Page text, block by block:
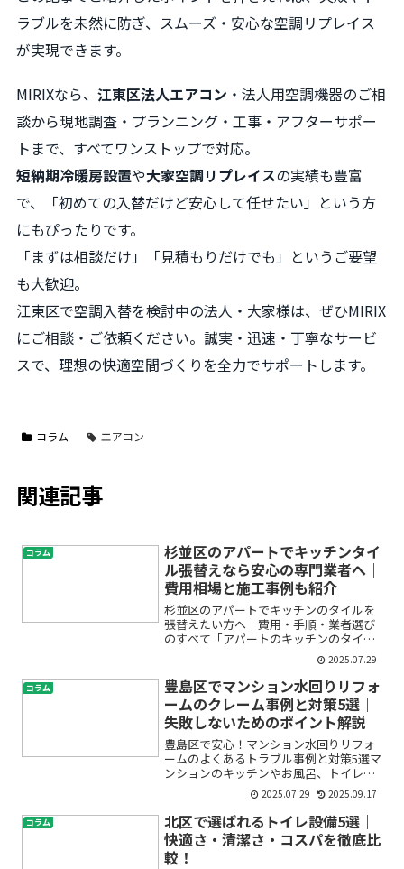
ラブルを未然に防ぎ、スムーズ・安心な空調リプレイス
が実現できます。
MIRIXなら、 江東区法人エアコン ・法人用空調機器のご相
談から現地調査・プランニング・工事・アフターサポー
トまで、すべてワンストップで対応。
短納期冷暖房設置や大家空調リプレイスの実績も豊富
で、「初めての入替だけど安心して任せたい」という方
にもぴったりです。
「まずは相談だけ」「見積もりだけでも」というご要望
も大歓迎。
江東区で空調入替を検討中の法人・大家様は、ぜひMIRIX
にご相談・ご依頼ください。誠実・迅速・丁寧なサービ
スで、理想の快適空間づくりを全力でサポートします。
コラム エアコン
関連記事
コラム
杉並区のアパートでキッチンタイ
ル張替えなら安心の専門業者へ｜
費用相場と施工事例も紹介
杉並区のアパートでキッチンのタイルを
張替えたい方へ｜費用・手順・業者選び
のすべて「アパートのキッチンのタイ
ル、そろそろ張り替えたいけど自分でで
きるの？」「費用はどのくらいかか
る？」「業者に頼む場合、どこに相談す
れば安心？」このように、杉並区...
2025.07.29
コラム
豊島区でマンション水回りリフォ
ームのクレーム事例と対策5選｜
失敗しないためのポイント解説
豊島区で安心！マンション水回りリフォ
ームのよくあるトラブル事例と対策5選マ
ンションのキッチンやお風呂、トイレな
ど水回りのリフォームを検討したとき、
「工事中にトラブルが起きたらどうしよ
う」「ご近所からクレームを受けた
ら…」と不安を感じる方は多...
2025.07.29 2025.09.17
コラム
北区で選ばれるトイレ設備5選｜
快適さ・清潔さ・コスパを徹底比
較！